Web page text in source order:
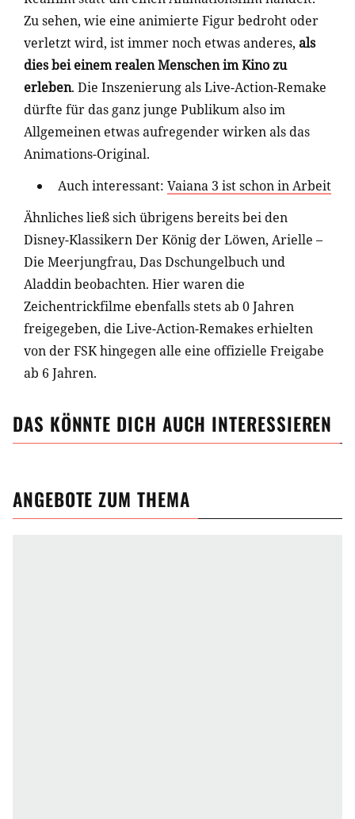
Zu sehen, wie eine animierte Figur bedroht oder
verletzt wird, ist immer noch etwas anderes, als
dies bei einem realen Menschen im Kino zu
erleben. Die Inszenierung als Live-Action-Remake
dürfte für das ganz junge Publikum also im
Allgemeinen etwas aufregender wirken als das
Animations-Original.
Auch interessant: Vaiana 3 ist schon in Arbeit
Ähnliches ließ sich übrigens bereits bei den
Disney-Klassikern Der König der Löwen, Arielle –
Die Meerjungfrau, Das Dschungelbuch und
Aladdin beobachten. Hier waren die
Zeichentrickfilme ebenfalls stets ab 0 Jahren
freigegeben, die Live-Action-Remakes erhielten
von der FSK hingegen alle eine offizielle Freigabe
ab 6 Jahren.
DAS KÖNNTE DICH AUCH INTERESSIEREN
ANGEBOTE ZUM THEMA